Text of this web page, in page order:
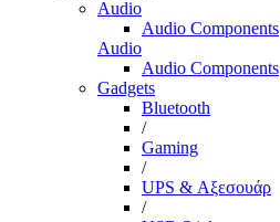
Audio
Audio Components
Audio
Audio Components
Gadgets
Bluetooth
/
Gaming
/
UPS & Αξεσουάρ
/